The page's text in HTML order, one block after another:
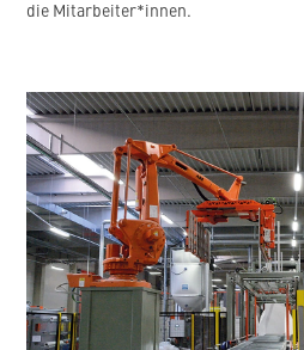
die Mitarbeiter*innen.